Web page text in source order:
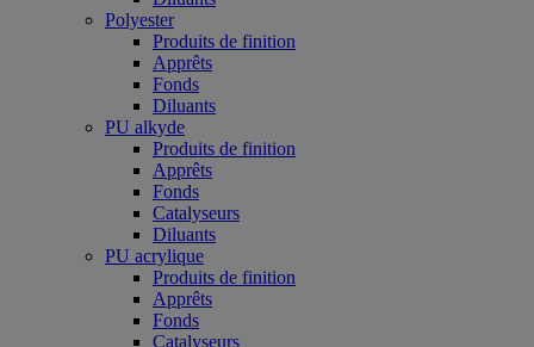
Polyester
Produits de finition
Apprêts
Fonds
Diluants
PU alkyde
Produits de finition
Apprêts
Fonds
Catalyseurs
Diluants
PU acrylique
Produits de finition
Apprêts
Fonds
Catalyseurs